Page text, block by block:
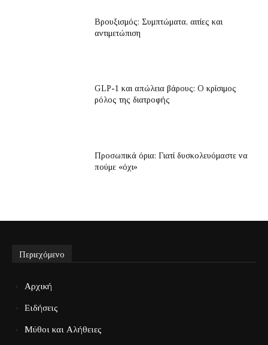
Βρουξισμός: Συμπτώματα, αιτίες και
αντιμετώπιση
GLP-1 και απώλεια βάρους: Ο κρίσιμος
ρόλος της διατροφής
Προσωπικά όρια: Γιατί δυσκολευόμαστε να
πούμε «όχι»
Περιεχόμενο
Αρχική
Ειδήσεις
Μύθοι και Αλήθειες